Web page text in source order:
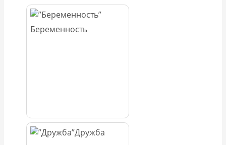
Беременность
Дружба